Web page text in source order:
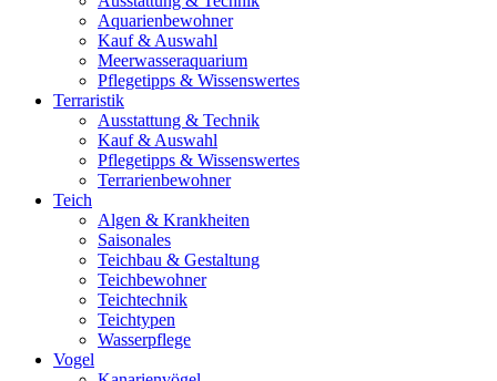
Aquarienbewohner
Kauf & Auswahl
Meerwasseraquarium
Pflegetipps & Wissenswertes
Terraristik
Ausstattung & Technik
Kauf & Auswahl
Pflegetipps & Wissenswertes
Terrarienbewohner
Teich
Algen & Krankheiten
Saisonales
Teichbau & Gestaltung
Teichbewohner
Teichtechnik
Teichtypen
Wasserpflege
Vogel